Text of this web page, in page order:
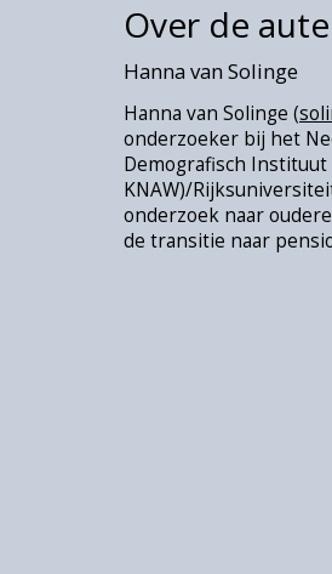
Over de
Hanna van Solinge
Hanna van Solinge (
onderzoeker bij het
Demografisch Instituut
KNAW)/
onderzoek naar
de transitie naar